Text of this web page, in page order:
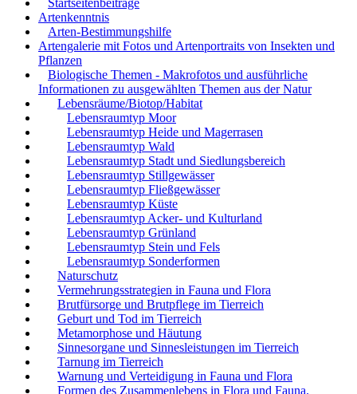
Artenkenntnis
Arten-Bestimmungshilfe
Artengalerie mit Fotos und Artenportraits von Insekten und
Pflanzen
Biologische Themen - Makrofotos und ausführliche
Informationen zu ausgewählten Themen aus der Natur
Lebensräume/Biotop/Habitat
Lebensraumtyp Moor
Lebensraumtyp Heide und Magerrasen
Lebensraumtyp Wald
Lebensraumtyp Stadt und Siedlungsbereich
Lebensraumtyp Stillgewässer
Lebensraumtyp Fließgewässer
Lebensraumtyp Küste
Lebensraumtyp Acker- und Kulturland
Lebensraumtyp Grünland
Lebensraumtyp Stein und Fels
Lebensraumtyp Sonderformen
Naturschutz
Vermehrungsstrategien in Fauna und Flora
Brutfürsorge und Brutpflege im Tierreich
Geburt und Tod im Tierreich
Metamorphose und Häutung
Sinnesorgane und Sinnesleistungen im Tierreich
Tarnung im Tierreich
Warnung und Verteidigung in Fauna und Flora
Formen des Zusammenlebens in Flora und Fauna.